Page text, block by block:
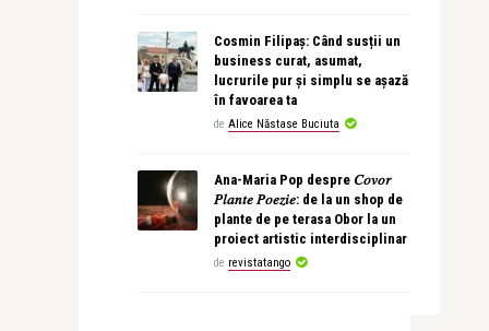
Cosmin Filipaș: Când susții un
business curat, asumat,
lucrurile pur și simplu se așază
în favoarea ta
de Alice Năstase Buciuta
Ana-Maria Pop despre 𝐶𝑜𝑣𝑜𝑟
𝑃𝑙𝑎𝑛𝑡𝑒 𝑃𝑜𝑒𝑧𝑖𝑒: de la un shop de
plante de pe terasa Obor la un
proiect artistic interdisciplinar
de revistatango